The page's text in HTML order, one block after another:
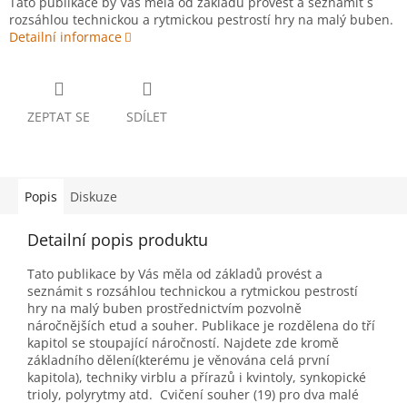
rozsáhlou technickou a rytmickou pestrostí hry na malý buben.
Detailní informace
ZEPTAT SE SDÍLET
Popis Diskuze
Detailní popis produktu
Tato publikace by Vás měla od základů provést a
seznámit s rozsáhlou technickou a rytmickou pestrostí
hry na malý buben prostřednictvím pozvolně
náročnějších etud a souher. Publikace je rozdělena do tří
kapitol se stoupající náročností. Najdete zde kromě
základního dělení(kterému je věnována celá první
kapitola), techniky virblu a přírazů i kvintoly, synkopické
trioly, polyrytmy atd. Cvičení souher (19) pro dva malé